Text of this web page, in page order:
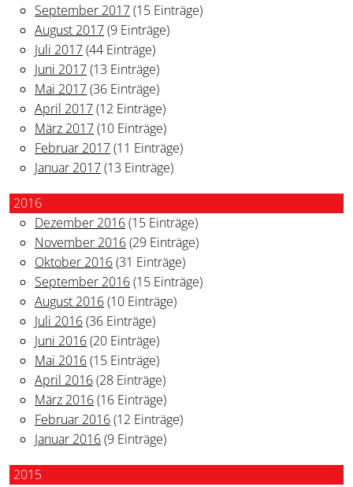
September 2017(15 Einträge)
August 2017(9 Einträge)
Juli 2017(44 Einträge)
Juni 2017(13 Einträge)
Mai 2017(36 Einträge)
April 2017(12 Einträge)
März 2017(10 Einträge)
Februar 2017(11 Einträge)
Januar 2017(13 Einträge)
2016
Dezember 2016(15 Einträge)
November 2016(29 Einträge)
Oktober 2016(31 Einträge)
September 2016(15 Einträge)
August 2016(10 Einträge)
Juli 2016(36 Einträge)
Juni 2016(20 Einträge)
Mai 2016(15 Einträge)
April 2016(28 Einträge)
März 2016(16 Einträge)
Februar 2016(12 Einträge)
Januar 2016(9 Einträge)
2015